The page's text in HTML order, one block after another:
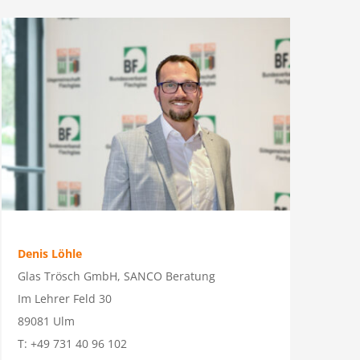
Denis Löhle
Glas Trösch GmbH, SANCO Beratung
Im Lehrer Feld 30
89081 Ulm
T: +49 731 40 96 102